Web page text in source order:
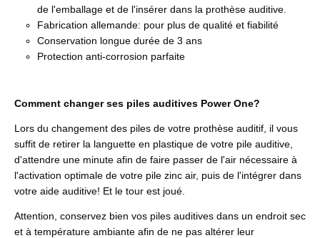
de l'emballage et de l'insérer dans la prothèse auditive.
Fabrication allemande: pour plus de qualité et fiabilité
Conservation longue durée de 3 ans
Protection anti-corrosion parfaite
Comment changer ses piles auditives Power One?
Lors du changement des piles de votre prothèse auditif, il vous
suffit de retirer la languette en plastique de votre pile auditive,
d'attendre une minute afin de faire passer de l'air nécessaire à
l'activation optimale de votre pile zinc air, puis de l'intégrer dans
votre aide auditive! Et le tour est joué.
Attention, conservez bien vos piles auditives dans un endroit sec
et à température ambiante afin de ne pas altérer leur